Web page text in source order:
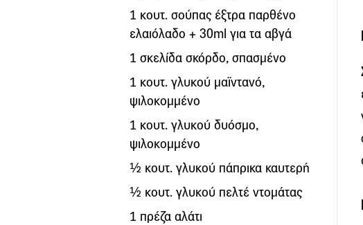
1 κουτ. σούπας έξτρα παρθένο
ελαιόλαδο + 30ml για τα αβγά
1 σκελίδα σκόρδο, σπασμένο
1 κουτ. γλυκού μαϊντανό,
ψιλοκομμένο
1 κουτ. γλυκού δυόσμο,
ψιλοκομμένο
½ κουτ. γλυκού πάπρικα καυτερή
½ κουτ. γλυκού πελτέ ντομάτας
1 πρέζα αλάτι